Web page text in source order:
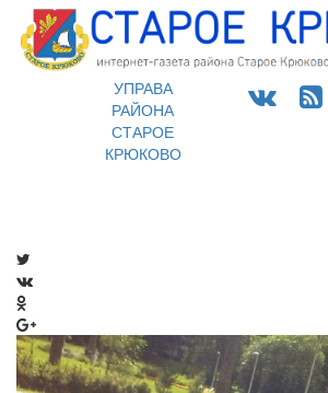
УПРАВА
РАЙОНА
СТАРОЕ
КРЮКОВО